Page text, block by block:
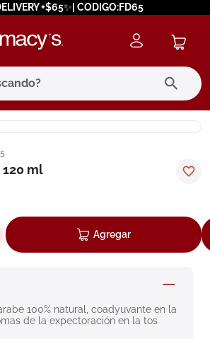
+$65✨| CODIGO:FD65
ml
Agregar
100% natural, coadyuvante en la
de la expectoración en la tos
buscados